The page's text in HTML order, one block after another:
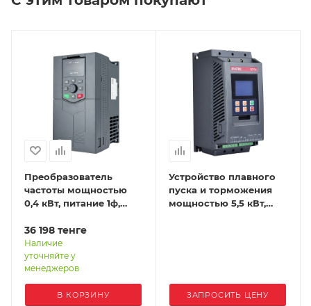
Преобразователь
частоты мощностью
0,4 кВт, питание 1ф,
EFIP-LA3-0R4G-2S
36 198 тенге
Наличие
уточняйте у
менеджеров
В КОРЗИНУ
Устройство плавного
пуска и торможения
мощностью 5,5 кВт,
ЗАПРОСИТЬ ЦЕНУ